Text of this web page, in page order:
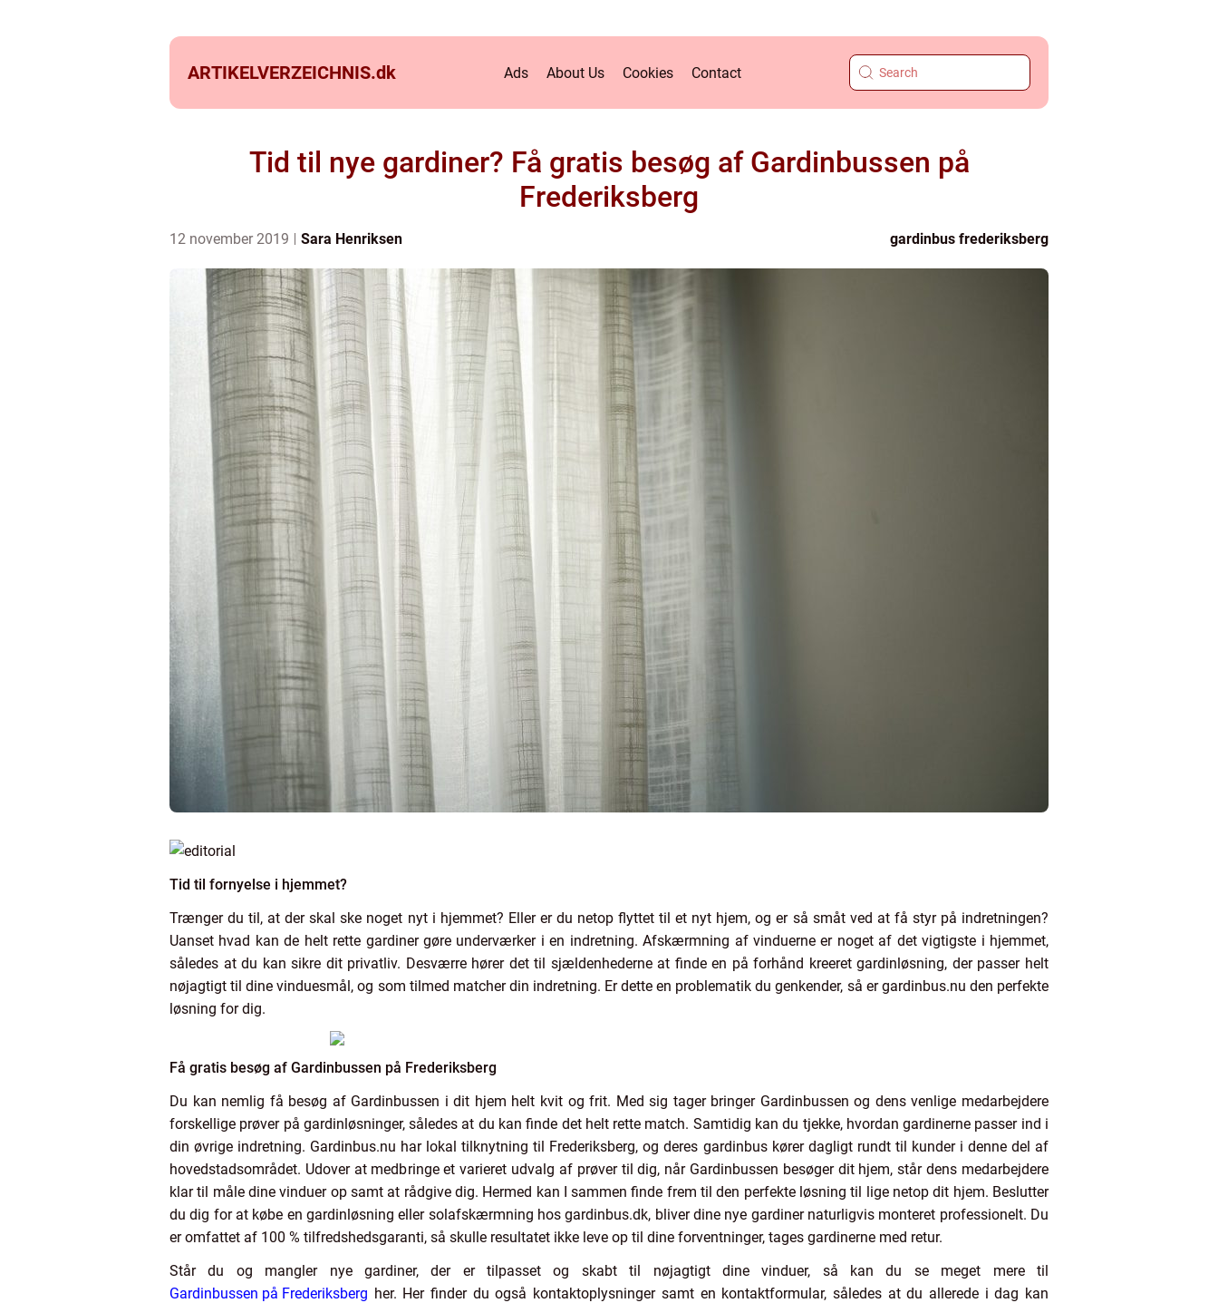
ARTIKELVERZEICHNIS.dk Ads About Us Cookies Contact
Tid til nye gardiner? Få gratis besøg af Gardinbussen på
Frederiksberg
12 november 2019 Sara Henriksen gardinbus frederiksberg
Tid til fornyelse i hjemmet?
Trænger du til, at der skal ske noget nyt i hjemmet? Eller er du netop flyttet til et nyt hjem, og er så småt ved at få styr på indretningen?
Uanset hvad kan de helt rette gardiner gøre underværker i en indretning. Afskærmning af vinduerne er noget af det vigtigste i hjemmet,
således at du kan sikre dit privatliv. Desværre hører det til sjældenhederne at finde en på forhånd kreeret gardinløsning, der passer helt
nøjagtigt til dine vinduesmål, og som tilmed matcher din indretning. Er dette en problematik du genkender, så er gardinbus.nu den perfekte
løsning for dig.
Få gratis besøg af Gardinbussen på Frederiksberg
Du kan nemlig få besøg af Gardinbussen i dit hjem helt kvit og frit. Med sig tager bringer Gardinbussen og dens venlige medarbejdere
forskellige prøver på gardinløsninger, således at du kan finde det helt rette match. Samtidig kan du tjekke, hvordan gardinerne passer ind i
din øvrige indretning. Gardinbus.nu har lokal tilknytning til Frederiksberg, og deres gardinbus kører dagligt rundt til kunder i denne del af
hovedstadsområdet. Udover at medbringe et varieret udvalg af prøver til dig, når Gardinbussen besøger dit hjem, står dens medarbejdere
klar til måle dine vinduer op samt at rådgive dig. Hermed kan I sammen finde frem til den perfekte løsning til lige netop dit hjem. Beslutter
du dig for at købe en gardinløsning eller solafskærmning hos gardinbus.dk, bliver dine nye gardiner naturligvis monteret professionelt. Du
er omfattet af 100 % tilfredshedsgaranti, så skulle resultatet ikke leve op til dine forventninger, tages gardinerne med retur.
Står du og mangler nye gardiner, der er tilpasset og skabt til nøjagtigt dine vinduer, så kan du se meget mere til
Gardinbussen på Frederiksberg her. Her finder du også kontaktoplysninger samt en kontaktformular, således at du allerede i dag kan